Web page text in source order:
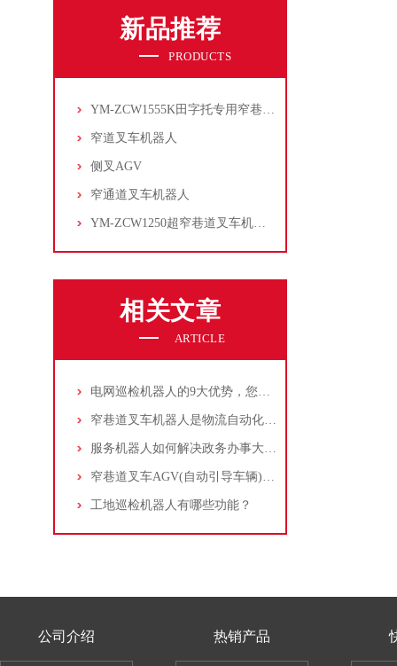
新品推荐
PRODUCTS
YM-ZCW1555K田字托专用窄巷道叉车机器人
窄道叉车机器人
侧叉AGV
窄通道叉车机器人
YM-ZCW1250超窄巷道叉车机器人
相关文章
ARTICLE
电网巡检机器人的9大优势，您知道几个？
窄巷道叉车机器人是物流自动化中的重要组成部分
服务机器人如何解决政务办事大厅的四大痛点？
窄巷道叉车AGV(自动引导车辆)是一种灵活的搬运设备
工地巡检机器人有哪些功能？
公司介绍 热销产品